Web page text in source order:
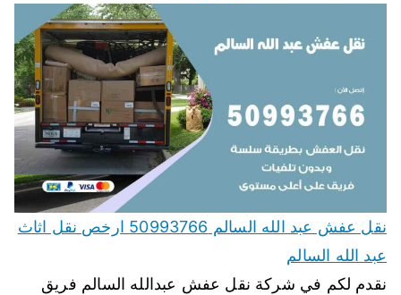
نقل عفش عبد الله السالم 50993766 ارخص نقل اثاث
عبد الله السالم
نقدم لكم في شركة نقل عفش عبدالله السالم فريق